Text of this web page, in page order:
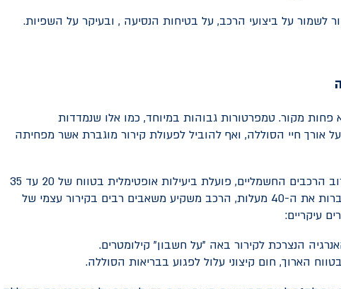
לשמור על ביצועי הרכב, על בטיחות הנסיעה , ובעיקר על השפיות.
מקור. טמפרטורות גבוהות במיוחד, כמו אלו שנמדדות
אורך חיי הסוללה, ואף להוביל לפעולת קירור מוגברת אשר מפחיתה
סוללת הליתיום-יון, כמו זו שברוב הרכבים החשמליים, פועלת ביעילות אופטימלית בטווח של 20 עד 35
מעלות. כאשר הטמפרטורות עוברות את ה-40 מעלות, הרכב משקיע משאבים רבים בקירור עצמי של
עיקריים:
הנצרכת לקירור באה "על חשבון" קילומטרים.
הארוך, חום קיצוני עלול לפגוע בבריאות הסוללה.